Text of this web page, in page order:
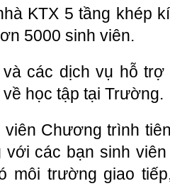
KTX 5 tầng khép
5000 sinh viên.
các dịch vụ hỗ
học tập tại Trường.
viên Chương trình
với các bạn sinh
môi trường giao